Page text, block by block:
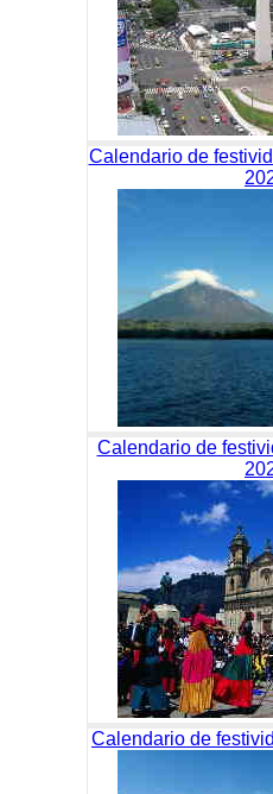
Calendario de
Calendario de
Calendario de